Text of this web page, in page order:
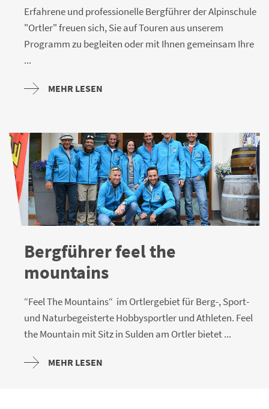
Erfahrene und professionelle Bergführer der Alpinschule
"Ortler" freuen sich, Sie auf Touren aus unserem
Programm zu begleiten oder mit Ihnen gemeinsam Ihre
...
MEHR LESEN
Bergführer feel the
mountains
“Feel The Mountains“ im Ortlergebiet für Berg-, Sport-
und Naturbegeisterte Hobbysportler und Athleten. Feel
the Mountain mit Sitz in Sulden am Ortler bietet ...
MEHR LESEN